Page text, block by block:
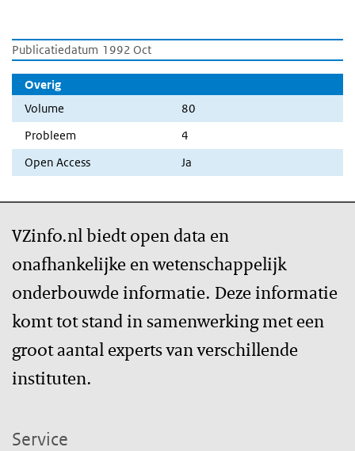
Publicatiedatum 1992 Oct
Overig
Volume
80
Probleem
4
Open Access
Ja
VZinfo.nl biedt open data en
onafhankelijke en wetenschappelijk
onderbouwde informatie. Deze informatie
komt tot stand in samenwerking met een
groot aantal experts van verschillende
instituten.
Service